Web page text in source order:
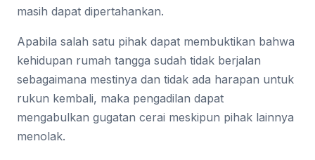
masih dapat dipertahankan.
Apabila salah satu pihak dapat membuktikan bahwa
kehidupan rumah tangga sudah tidak berjalan
sebagaimana mestinya dan tidak ada harapan untuk
rukun kembali, maka pengadilan dapat
mengabulkan gugatan cerai meskipun pihak lainnya
menolak.